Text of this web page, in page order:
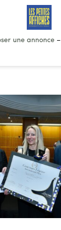
une annonce–